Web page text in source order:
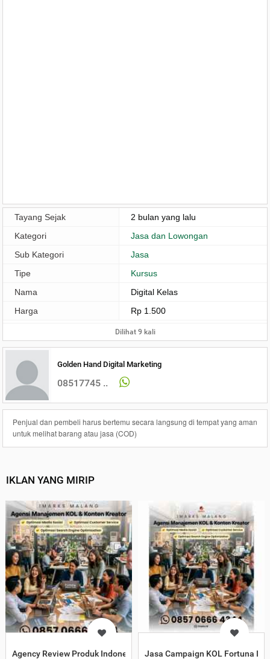
Tayang Sejak
2 bulan yang lalu
Kategori
Jasa dan Lowongan
Sub Kategori
Jasa
Tipe
Kursus
Nama
Digital Kelas
Harga
Rp 1.500
Dilihat 9 kali
Golden Hand Digital Marketing
08517745 ..
Penjual dan pembeli harus bertemu secara langsung di tempat yang aman
untuk melihat barang atau jasa (COD)
IKLAN YANG MIRIP
Agency Review Produk Indonesia Fortuna ImarksJasa Campaign KOL Fortuna